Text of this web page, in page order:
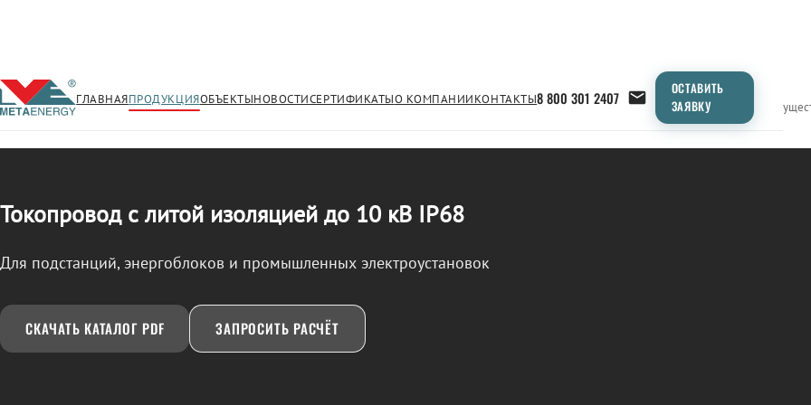
ГЛАВНАЯПРОДУКЦИЯОБЪЕКТЫНОВОСТИСЕРТИФИКАТЫО КОМПАНИИКОНТАКТЫ8 800 301 2407
ОСТАВИТЬ
ЗАЯВКУ
← Продукция/ТОКОПРОВОД Применение Продукция ТипоразмерыСравнение
Токопровод с литой изоляцией до 10 кВ IP68
Для подстанций, энергоблоков и промышленных электроустановок
СКАЧАТЬ КАТАЛОГ PDF ЗАПРОСИТЬ РАСЧЁТ